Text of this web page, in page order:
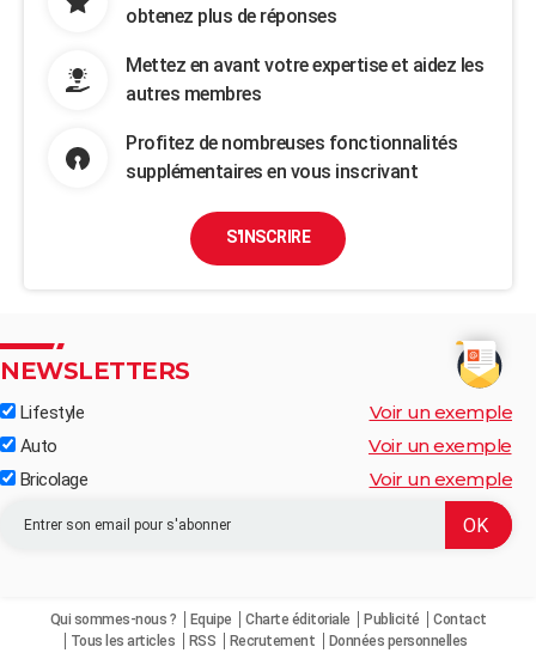
obtenez plus de réponses
Mettez en avant votre expertise et aidez les
autres membres
Profitez de nombreuses fonctionnalités
supplémentaires en vous inscrivant
S'INSCRIRE
NEWSLETTERS
Lifestyle Voir un exemple
Auto Voir un exemple
Bricolage Voir un exemple
Qui sommes-nous ? Equipe Charte éditoriale Publicité
Contact
Tous les articles
RSS Recrutement Données personnelles